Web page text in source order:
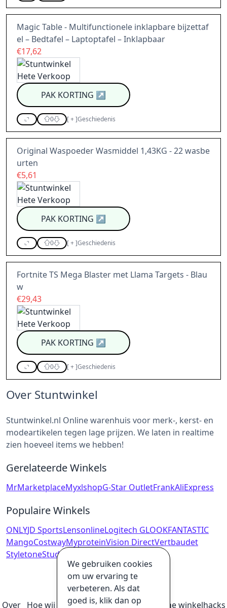
Magic Table - Multifunctionele inklapbare bijzettaf
el – Bedtafel – Laptoptafel – Inklapbaar
€17,62
PAK KORTING ↗
0 [+]Geschiedenis
Original Waspoeder Wasmiddel 1,43KG - 22 wasbe
urten
€5,61
PAK KORTING ↗
0 [+]Geschiedenis
Fortnite TS Mega Blaster met Llama Targets - Blau
w
€29,43
PAK KORTING ↗
0 [+]Geschiedenis
Over Stuntwinkel
Stuntwinkel.nl Online warenhuis voor merk-, kerst- en
modeartikelen tegen lage prijzen. We laten in realtime
zien hoeveel items we hebben!
Gerelateerde Winkels
MrMarketplaceMyxlshopG-Star OutletFrankAliExpress
Populaire Winkels
ONLYJD SportsLensonlineLogitech GLOOKFANTASTIC
MangoCostwayMyproteinVision DirectVertbaudet
StyletoneStudentendrukwerk
Over Hoe wij geld verdienen Ultieme online winkelhacks
We gebruiken cookies
om uw ervaring te
verbeteren. Als dat
goed is, klik dan op